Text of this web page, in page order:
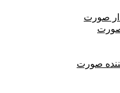
صورت
صورت
صورت